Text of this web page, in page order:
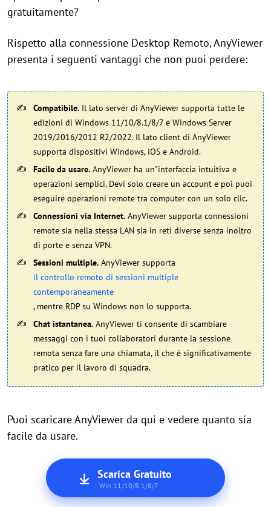
gratuitamente?
Rispetto alla connessione Desktop Remoto, AnyViewer
presenta i seguenti vantaggi che non puoi perdere:
Compatibile. Il lato server di AnyViewer supporta tutte le
edizioni di Windows 11/10/8.1/8/7 e Windows Server
2019/2016/2012 R2/2022. Il lato client di AnyViewer
supporta dispositivi Windows, iOS e Android.
Facile da usare. AnyViewer ha un"interfaccia intuitiva e
operazioni semplici. Devi solo creare un account e poi puoi
eseguire operazioni remote tra computer con un solo clic.
Connessioni via Internet. AnyViewer supporta connessioni
remote sia nella stessa LAN sia in reti diverse senza inoltro
di porte e senza VPN.
Sessioni multiple. AnyViewer supporta
il controllo remoto di sessioni multiple
contemporaneamente
, mentre RDP su Windows non lo supporta.
Chat istantanea. AnyViewer ti consente di scambiare
messaggi con i tuoi collaboratori durante la sessione
remota senza fare una chiamata, il che è significativamente
pratico per il lavoro di squadra.
Puoi scaricare AnyViewer da qui e vedere quanto sia
facile da usare.
Scarica Gratuito
Win 11/10/8.1/8/7